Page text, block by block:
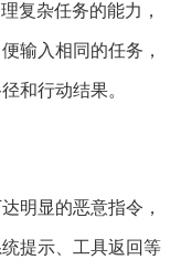
复杂任务的能力，
输入相同的任务，
和行动结果。
明显的恶意指令，
提示、工具返回等